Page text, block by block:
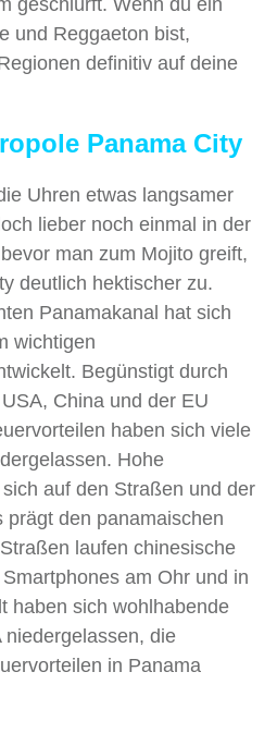
und Reggaeton bist,
definitiv auf deine
Panama City
Uhren etwas langsamer
lieber noch einmal in der
man zum Mojito greift,
deutlich hektischer zu.
Panamakanal hat sich
wichtigen
Begünstigt durch
China und der EU
haben sich viele
Hohe
auf den Straßen und der
prägt den panamaischen
laufen chinesische
am Ohr und in
haben sich wohlhabende
niedergelassen, die
in Panama